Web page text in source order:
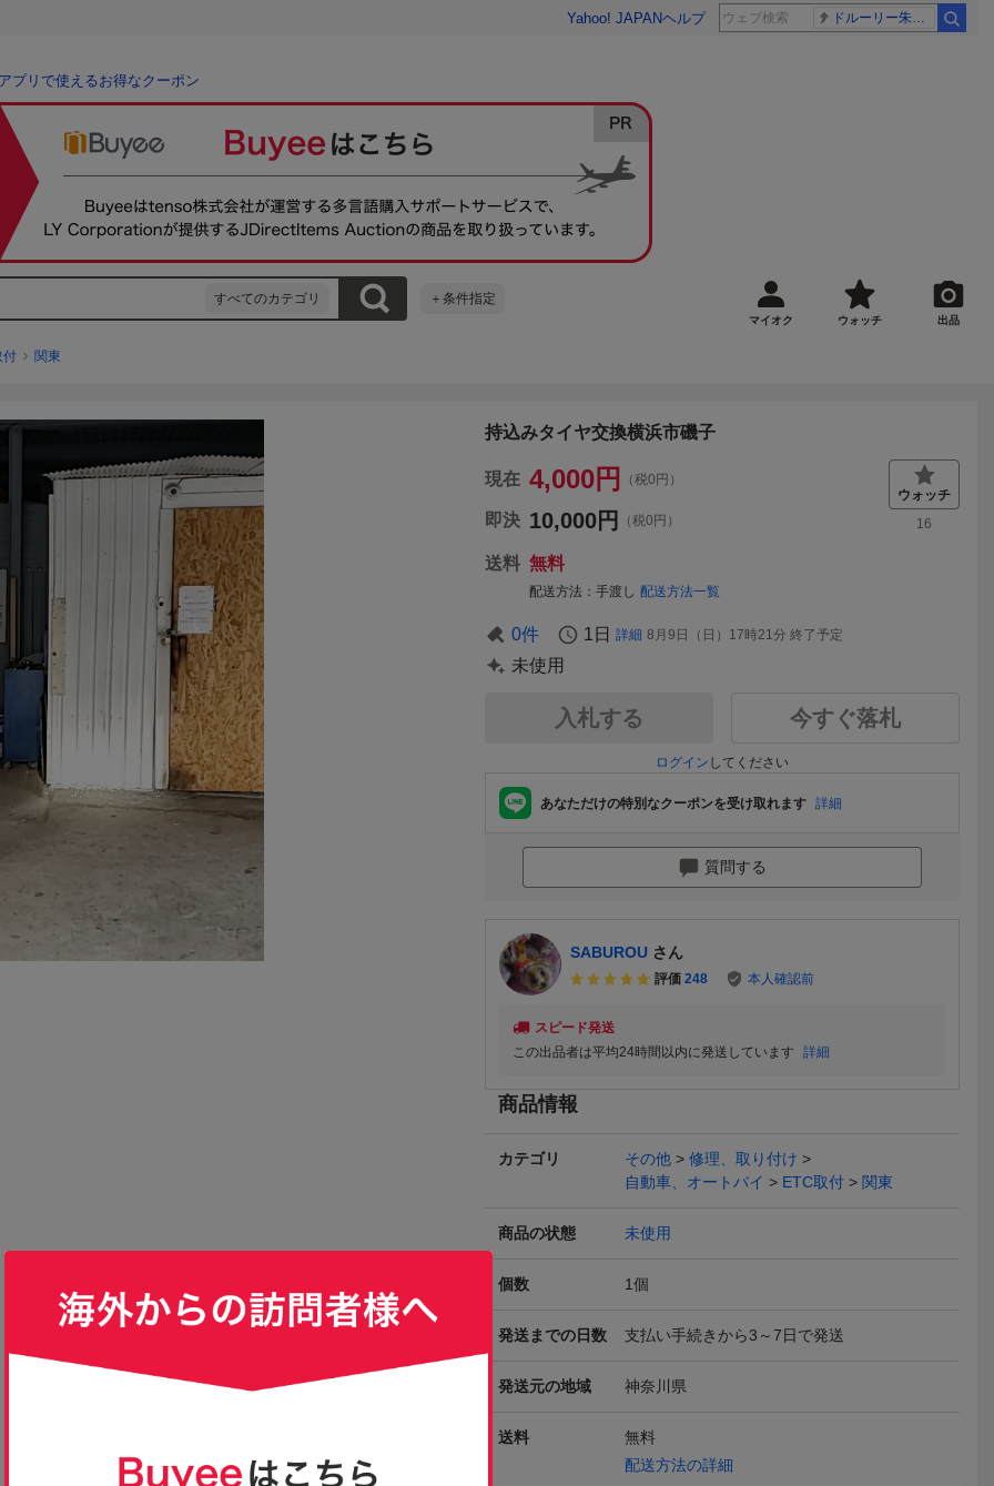
Yahoo! JAPANヘルプ ドルーリー朱瑛里 木田美緒莉
プリで使えるお得なクーポン
すべてのカテゴリ ＋条件指定
マイオク ウォッチ 出品
付 関東
持込みタイヤ交換横浜市磯子
現在 4,000円 （税0円）
即決 10,000円 （税0円）
送料 無料
配送方法 手渡し 配送方法一覧
16
0件 1日 詳細 8月9日（日）17時21分 終了予定
未使用
入札する 今すぐ落札
ログイン してください
あなただけの特別なクーポンを受け取れます 詳細
質問する
SABUROU さん
評価 248 本人確認前
スピード発送
この出品者は平均24時間以内に発送しています
詳細
商品情報
カテゴリ その他
修理、取り付け
自動車、オートバイ
ETC取付 関東
商品の状態 未使用
個数 1個
発送までの日数 支払い手続きから3～7日で発送
発送元の地域 神奈川県
送料
無料
配送方法の詳細